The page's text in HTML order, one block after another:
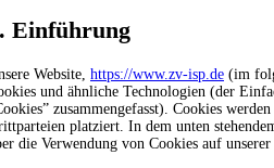
Einführung
Website, https://www.zv-isp.de (im
und ähnliche Technologien (der
zusammengefasst). Cookies
platziert. In dem unten
die Verwendung von Cookies auf unserer